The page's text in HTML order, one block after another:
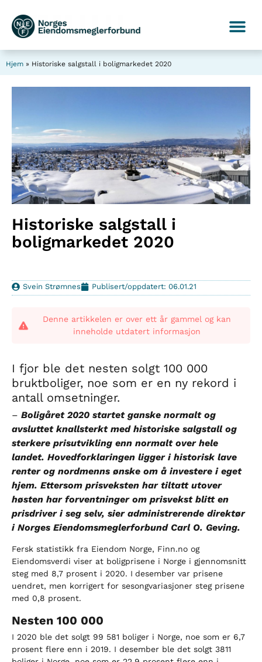
Hjem » Historiske salgstall i boligmarkedet 2020
Historiske salgstall i
boligmarkedet 2020
Svein Strømnes Publisert/oppdatert: 06.01.21
Denne artikkelen er over ett år gammel og kan
inneholde utdatert informasjon
I fjor ble det nesten solgt 100 000
bruktboliger, noe som er en ny rekord i
antall omsetninger.
– Boligåret 2020 startet ganske normalt og
avsluttet knallsterkt med historiske salgstall og
sterkere prisutvikling enn normalt over hele
landet. Hovedforklaringen ligger i historisk lave
renter og nordmenns ønske om å investere i eget
hjem. Ettersom prisveksten har tiltatt utover
høsten har forventninger om prisvekst blitt en
prisdriver i seg selv, sier administrerende direktør
i Norges Eiendomsmeglerforbund Carl O. Geving.
Fersk statistikk fra Eiendom Norge, Finn.no og
Eiendomsverdi viser at boligprisene i Norge i gjennomsnitt
steg med 8,7 prosent i 2020. I desember var prisene
uendret, men korrigert for sesongvariasjoner steg prisene
med 0,8 prosent.
Nesten 100 000
I 2020 ble det solgt 99 581 boliger i Norge, noe som er 6,7
prosent flere enn i 2019. I desember ble det solgt 3811